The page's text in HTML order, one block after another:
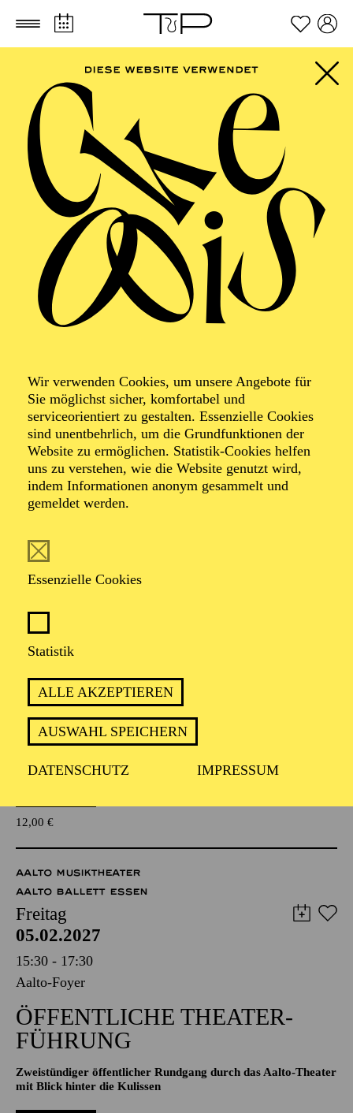
Zum Hauptinhalt springen Zum Footer springen
Wir verwenden Cookies, um unsere Angebote für
Sie möglichst sicher, komfortabel und
serviceorientiert zu gestalten. Essenzielle Cookies
sind unentbehrlich, um die Grundfunktionen der
Website zu ermöglichen. Statistik-Cookies helfen
uns zu verstehen, wie die Website genutzt wird,
indem Informationen anonym gesammelt und
gemeldet werden.
Essenzielle Cookies
Statistik
ALLE AKZEPTIEREN
AUSWAHL SPEICHERN
DATENSCHUTZ IMPRESSUM
FILTER
Im Anschluss an die Vorstellung findet ein Nachgespräch in
57,00 42,00
Abo 10: Sonntagnachmittag
FEBRUAR 2027
AALTO MUSIKTHEATER
AALTO BALLETT ESSEN
Mittwoch
03.02.2027
Aalto-Cafeteria
AALTO LABS
JUGENDTREFFS IM AALTO-THEATER
Für Kinder und Jugendliche von 10 bis 13 Jahren
Anmeldung unter
kulturvermittlung@tup-online.de
PHILHARMONIE ESSEN
Donnerstag
Alfried Krupp Saal
PHILHARMONIE ENTDECKEN ·
KOMPOSITIONSPROJEKT
WAS MIR DIE NATUR
ERZÄHLT
KOMPOSITIONSPROJEKT FÜR
WEITERFÜHRENDE SCHULEN
Für Jugendliche und Kinder ab 10 Jahren
12,00€
AALTO MUSIKTHEATER
AALTO BALLETT ESSEN
Freitag
05.02.2027
15:30 - 17:30
Aalto-Foyer
ÖFFENTLICHE THEATER­
FÜHRUNG